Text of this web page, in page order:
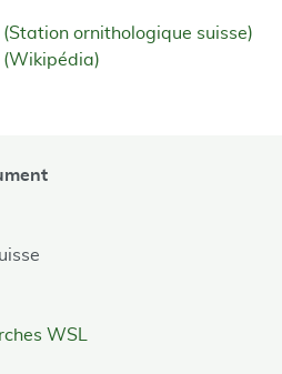
(Station ornithologique suisse)
(Wikipédia)
WSL